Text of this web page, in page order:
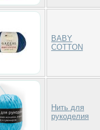
BABY
COTTON
Нить для
рукоделия